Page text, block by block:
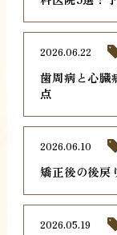
歯周病と心臓
点
2026.06.22
矯正後の後戻
2026.06.10
2026.05.19